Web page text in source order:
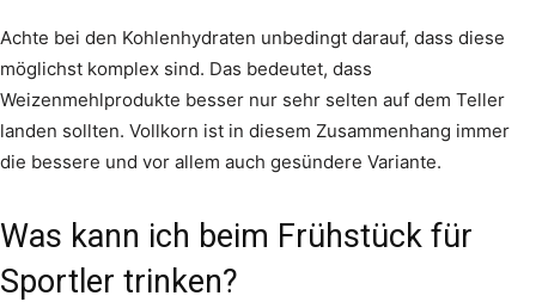
Achte bei den Kohlenhydraten unbedingt darauf, dass diese
möglichst komplex sind. Das bedeutet, dass
Weizenmehlprodukte besser nur sehr selten auf dem Teller
landen sollten. Vollkorn ist in diesem Zusammenhang immer
die bessere und vor allem auch gesündere Variante.
Was kann ich beim Frühstück für
Sportler trinken?